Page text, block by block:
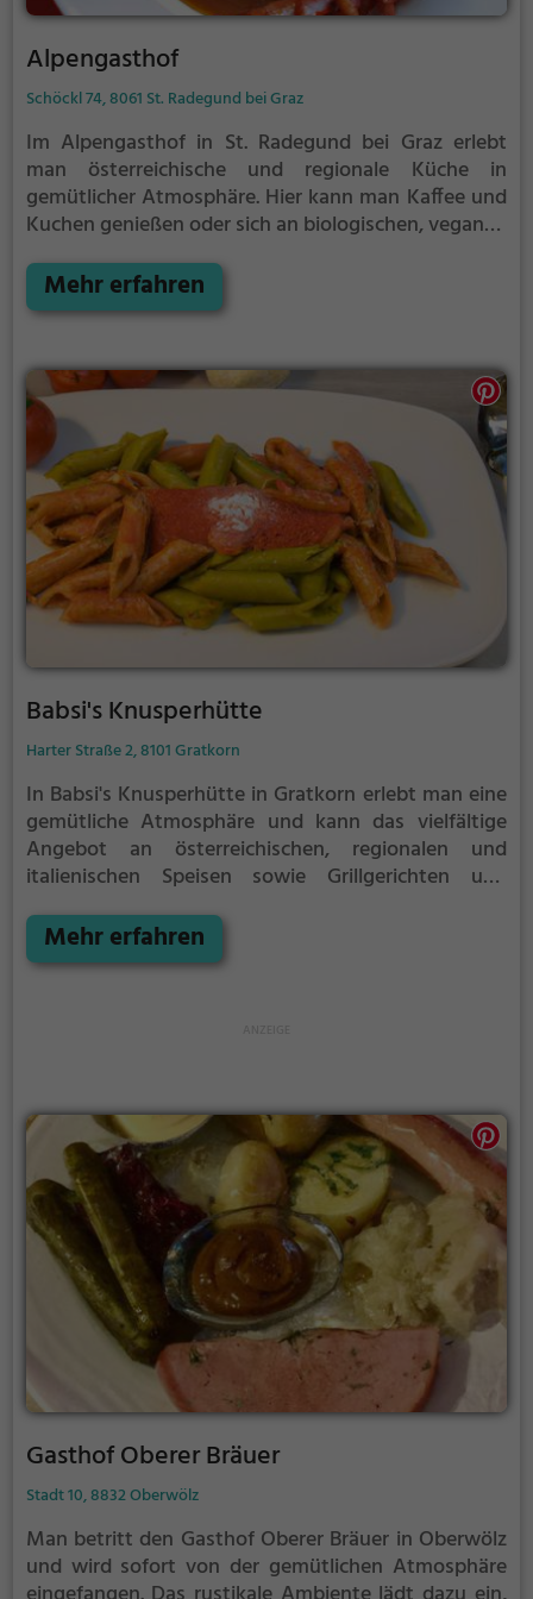
Alpengasthof
Schöckl 74, 8061 St. Radegund bei Graz
Im Alpengasthof in St. Radegund bei Graz erlebt
man österreichische und regionale Küche in
gemütlicher Atmosphäre. Hier kann man Kaffee und
Kuchen genießen oder sich an biologischen, veganen
vielfältige Angebot an Speisen und Getränken lädt
zu einem genussvollen Frühstück oder Brunch ein.
der idyllischen Umgebung inspirieren. Hier erlebt
man echte steirische Gastfreundschaft und
kulinarische Vielfalt - ein Ort, der Genießerherzen
höherschlagen lässt.
Mehr erfahren
Babsi's Knusperhütte
Harter Straße 2, 8101 Gratkorn
In Babsi's Knusperhütte in Gratkorn erlebt man eine
gemütliche Atmosphäre und kann das vielfältige
Angebot an österreichischen, regionalen und
italienischen Speisen sowie Grillgerichten und
leckeren Sorten und für den süßen Abschluss gibt es
Kaffee und Kuchen. Auch Weinliebhaber kommen
Mehr erfahren
Gasthof Oberer Bräuer
Stadt 10, 8832 Oberwölz
Man betritt den Gasthof Oberer Bräuer in Oberwölz
und wird sofort von der gemütlichen Atmosphäre